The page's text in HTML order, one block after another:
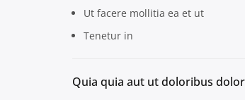
Ut facere mollitia ea et ut
Tenetur in
Quia quia aut ut doloribus